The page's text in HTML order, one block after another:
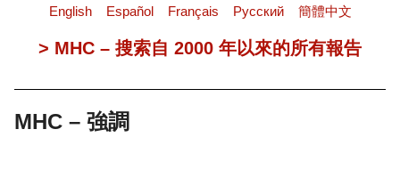
English Español Français Pусский 簡體中文
> MHC – 搜索自 2000 年以來的所有報告
MHC – 強調